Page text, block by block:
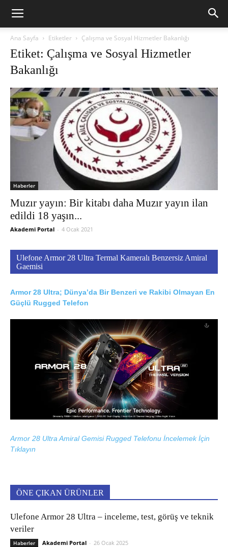
Ana Sayfa Etiketler Çalışma ve Sosyal Hizmetler Bakanlığı
Etiket: Çalışma ve Sosyal Hizmetler
Bakanlığı
Haberler
Muzır yayın: Bir kitabı daha Muzır yayın ilan
edildi 18 yaşın...
Akademi Portal - 4 Ocak 2021
Ulefone Armor 28 Ultra Termal Kameralı Benzersiz Amiral
Gaemisi
Armor 28 Ultra; Dünya’da Bir Benzeri ve Rakibi Olmayan En
Güçlü Rugged Telefon
Armor 28 Ultra Amiral Gemisi Rugged Telefonu İncelemek İçin
Tıklayın
ÖNE ÇIKAN ÜRÜNLER
Ulefone Armor 28 Ultra – inceleme, test, görüş ve teknik
veriler
Haberler Akademi Portal - 26 Ocak 2025